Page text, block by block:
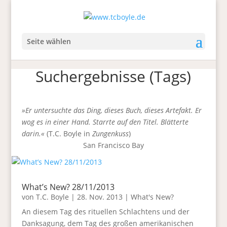
Seite wählen
Suchergebnisse (Tags)
»Er untersuchte das Ding, dieses Buch, dieses Artefakt. Er
wog es in einer Hand. Starrte auf den Titel. Blätterte
darin.« (T.C. Boyle in Zungenkuss)
San Francisco Bay
What’s New? 28/11/2013
von T.C. Boyle | 28. Nov. 2013 | What's New?
An diesem Tag des rituellen Schlachtens und der
Danksagung, dem Tag des großen amerikanischen